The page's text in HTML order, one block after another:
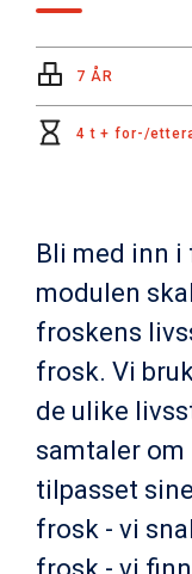
7 ÅR
4 t + for-/
Bli med inn i
modulen
froskens
frosk. Vi
de ulike
samtaler
tilpasset
frosk - vi